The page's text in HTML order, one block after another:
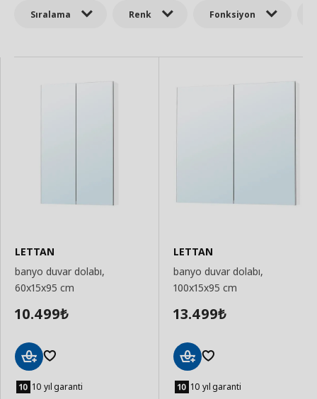
Sıralama Renk Fonksiyon
LETTAN
banyo duvar dolabı,
60x15x95 cm
10.499₺
Ekle 10 yıl garanti
LETTAN
banyo duvar dolabı,
100x15x95 cm
13.499₺
Ekle 10 yıl garanti